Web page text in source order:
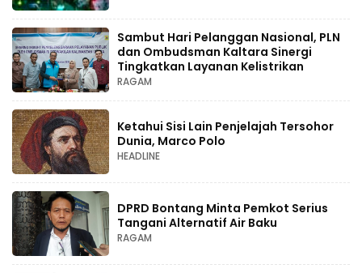
Sambut Hari Pelanggan Nasional, PLN
dan Ombudsman Kaltara Sinergi
Tingkatkan Layanan Kelistrikan
RAGAM
Ketahui Sisi Lain Penjelajah Tersohor
Dunia, Marco Polo
HEADLINE
DPRD Bontang Minta Pemkot Serius
Tangani Alternatif Air Baku
RAGAM